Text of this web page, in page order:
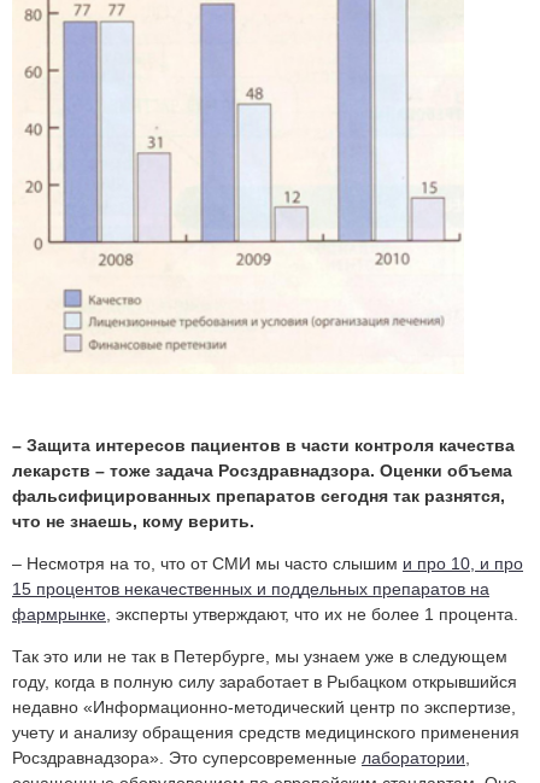
– Защита интересов пациентов в части контроля качества
лекарств – тоже задача Росздравнадзора. Оценки объема
фальсифицированных препаратов сегодня так разнятся,
что не знаешь, кому верить.
– Несмотря на то, что от СМИ мы часто слышим и про 10, и про
15 процентов некачественных и поддельных препаратов на
фармрынке , эксперты утверждают, что их не более 1 процента.
Так это или не так в Петербурге, мы узнаем уже в следующем
году, когда в полную силу заработает в Рыбацком открывшийся
недавно «Информационно-методический центр по экспертизе,
учету и анализу обращения средств медицинского применения
Росздравнадзора». Это суперсовременные лаборатории